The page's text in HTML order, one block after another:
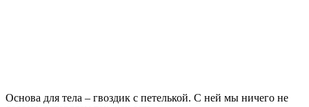
Основа для тела – гвоздик с петелькой. С ней мы ничего не